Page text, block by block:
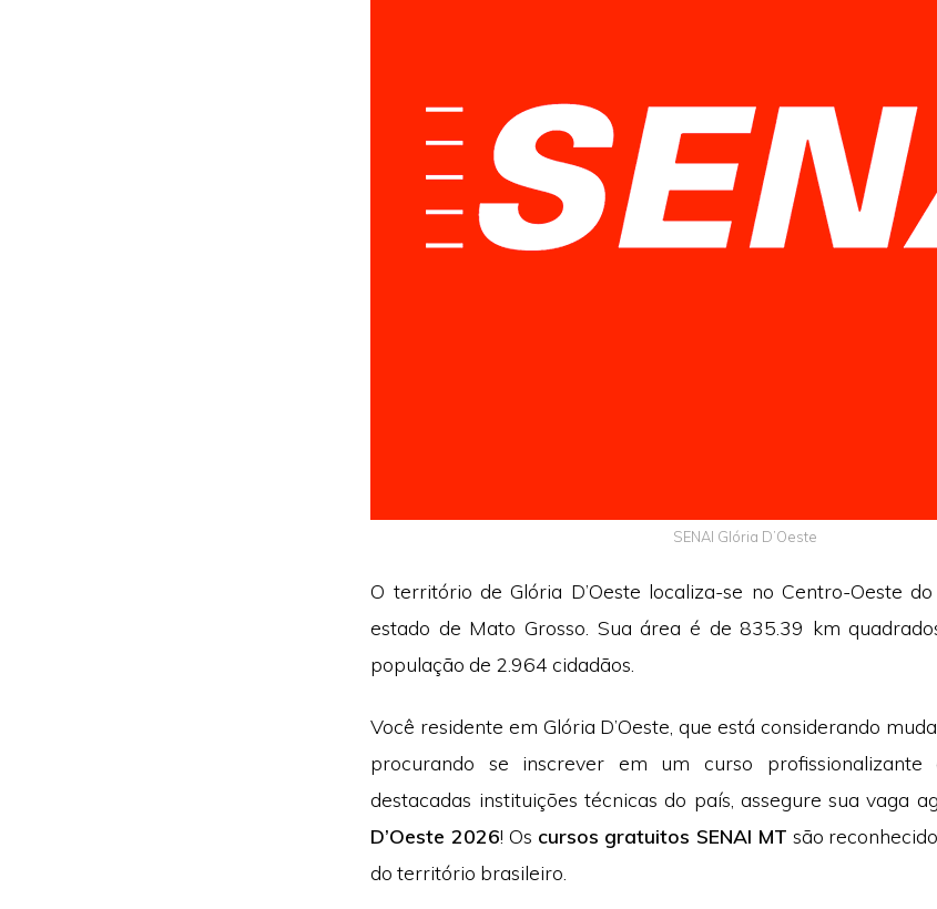
SENAI Glória D’Oeste
O território de Glória D’Oeste localiza-se no Centro-Oeste
estado de Mato Grosso. Sua área é de 835.39 km
população de 2.964 cidadãos.
Você residente em Glória D’Oeste, que está considerando
procurando se inscrever em um curso
destacadas instituições técnicas do país, assegure sua vaga
D’Oeste 2026! Os cursos gratuitos SENAI MT são
do território brasileiro.